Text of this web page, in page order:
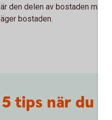
är den delen av bostaden man
äger bostaden.
5 tips när du